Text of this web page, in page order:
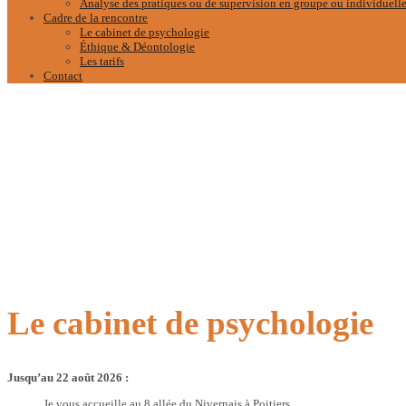
Analyse des pratiques ou de supervision en groupe ou individuelle
Cadre de la rencontre
Le cabinet de psychologie
Éthique & Déontologie
Les tarifs
Contact
Le cabinet de psychologie
Jusqu’au 22 août 2026 :